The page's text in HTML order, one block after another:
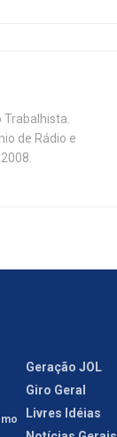
de Rádio e
Geração JOL
Giro Geral
Livres Idéias